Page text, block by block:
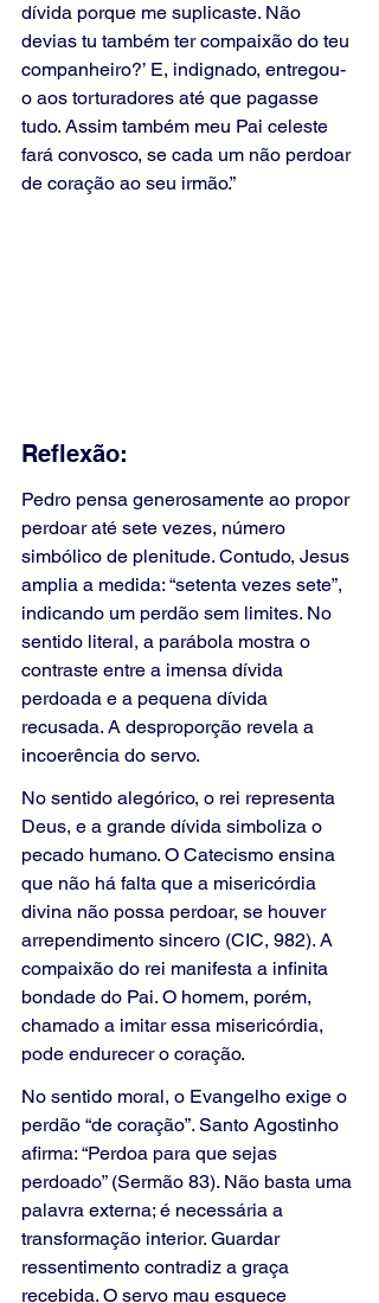
dívida porque me suplicaste. Não
devias tu também ter compaixão do teu
companheiro?’ E, indignado, entregou-
o aos torturadores até que pagasse
tudo. Assim também meu Pai celeste
fará convosco, se cada um não perdoar
de coração ao seu irmão.”
Reflexão:
Pedro pensa generosamente ao propor
perdoar até sete vezes, número
simbólico de plenitude. Contudo, Jesus
amplia a medida: “setenta vezes sete”,
indicando um perdão sem limites. No
sentido literal, a parábola mostra o
contraste entre a imensa dívida
perdoada e a pequena dívida
recusada. A desproporção revela a
incoerência do servo.
No sentido alegórico, o rei representa
Deus, e a grande dívida simboliza o
pecado humano. O Catecismo ensina
que não há falta que a misericórdia
divina não possa perdoar, se houver
arrependimento sincero (CIC, 982). A
compaixão do rei manifesta a infinita
bondade do Pai. O homem, porém,
chamado a imitar essa misericórdia,
pode endurecer o coração.
No sentido moral, o Evangelho exige o
perdão “de coração”. Santo Agostinho
afirma: “Perdoa para que sejas
perdoado” (Sermão 83). Não basta uma
palavra externa; é necessária a
transformação interior. Guardar
ressentimento contradiz a graça
recebida. O servo mau esquece